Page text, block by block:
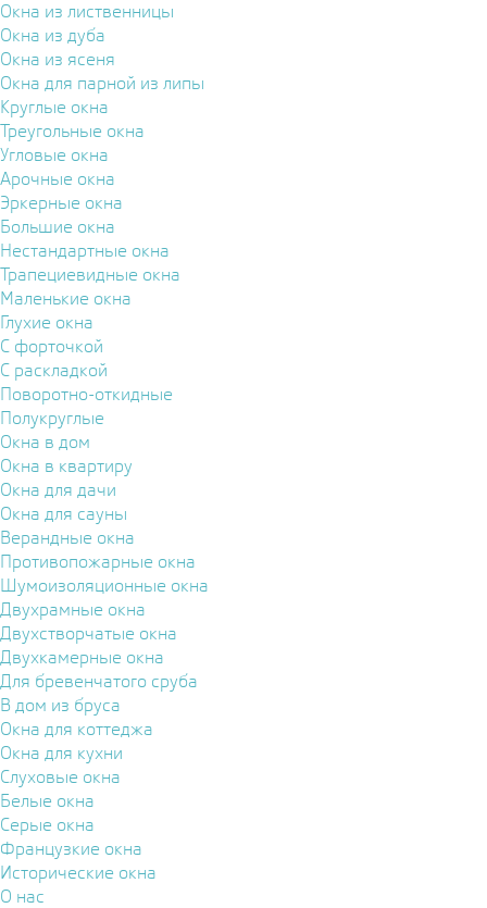
Окна из лиственницы
Окна из дуба
Окна из ясеня
Окна для парной из липы
Круглые окна
Треугольные окна
Угловые окна
Арочные окна
Эркерные окна
Большие окна
Нестандартные окна
Трапециевидные окна
Маленькие окна
Глухие окна
С форточкой
С раскладкой
Поворотно-откидные
Полукруглые
Окна в дом
Окна в квартиру
Окна для дачи
Окна для сауны
Верандные окна
Противопожарные окна
Шумоизоляционные окна
Двухрамные окна
Двухстворчатые окна
Двухкамерные окна
Для бревенчатого сруба
В дом из бруса
Окна для коттеджа
Окна для кухни
Слуховые окна
Белые окна
Серые окна
Французкие окна
Исторические окна
О нас